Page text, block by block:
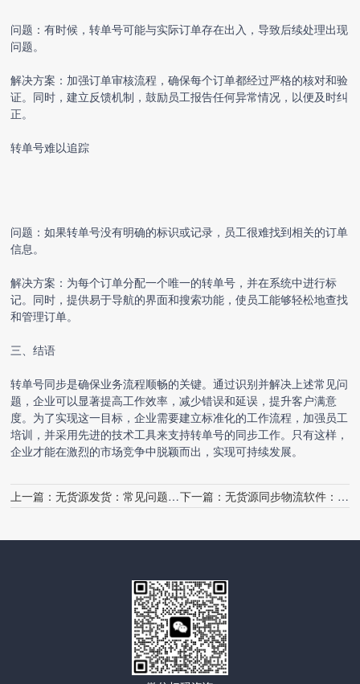
问题：有时候，转单号可能与实际订单存在出入，导致后续处理出现
问题。
解决方案：加强订单审核流程，确保每个订单都经过严格的核对和验
证。同时，建立反馈机制，鼓励员工报告任何异常情况，以便及时纠
正。
转单号难以追踪
问题：如果转单号没有明确的标识或记录，员工很难找到相关的订单
信息。
解决方案：为每个订单分配一个唯一的转单号，并在系统中进行标
记。同时，提供易于导航的界面和搜索功能，使员工能够轻松地查找
和管理订单。
三、结语
转单号同步是确保业务流程顺畅的关键。通过识别并解决上述常见问
题，企业可以显著提高工作效率，减少错误和延误，提升客户满意
度。为了实现这一目标，企业需要建立标准化的工作流程，加强员工
培训，并采用先进的技术工具来支持转单号的同步工作。只有这样，
企业才能在激烈的市场竞争中脱颖而出，实现可持续发展。
上一篇：无货源发货：常见问题与解决方案 下一篇： 无货源同步物流软件：常见问题解答